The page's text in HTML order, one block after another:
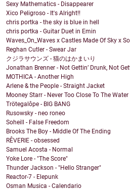
Sexy Mathematics - Disappearer
Xico Peligroso - It's Alright!!
chris portka - the sky is blue in hell
chris portka - Guitar Duet in Emin
Waves_On_Waves x Castles Made Of Sky x
Reghan Cutler - Swear Jar
クジラサウンズ - 猫のはかまいり
Jonathan Brenner - Not Gettin’ Drunk, Not
MOTHICA - Another High
Arlene & the People - Straight Jacket
Mooney Starr - Never Too Close To The Water
Trötegalôpe - BIG BANG
Rusowsky - neo roneo
Soheill - False Freedom
Brooks The Boy - Middle Of The Ending
RÊVERIE - obsessed
Samuel Acosta - Normal
Yoke Lore - "The Score"
Thunder Jackson - "Hello Stranger"
Reactor-7 - Elepunk
Osman Musica - Calendario